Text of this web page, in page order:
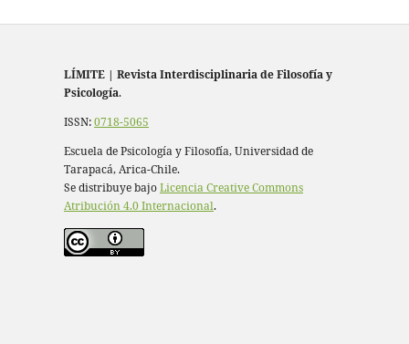
LÍMITE | Revista Interdisciplinaria de Filosofía y
Psicología.
ISSN:0718-5065
Escuela de Psicología y Filosofía, Universidad de
Tarapacá, Arica-Chile.
Se distribuye bajoLicencia Creative Commons
Atribución 4.0 Internacional.